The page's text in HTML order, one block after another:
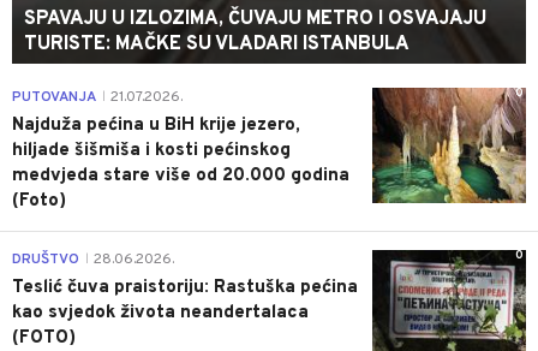
SPAVAJU U IZLOZIMA, ČUVAJU METRO I OSVAJAJU
TURISTE: MAČKE SU VLADARI ISTANBULA
0
PUTOVANJA 21.07.2026.
Najduža pećina u BiH krije jezero,
hiljade šišmiša i kosti pećinskog
medvjeda stare više od 20.000 godina
(Foto)
0
DRUŠTVO 28.06.2026.
Teslić čuva praistoriju: Rastuška pećina
kao svjedok života neandertalaca
(FOTO)